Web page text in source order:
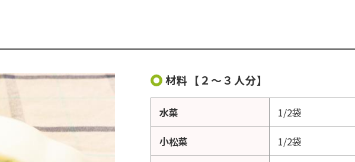
材料【２～３人分】
水菜 1/2袋
小松菜 1/2袋